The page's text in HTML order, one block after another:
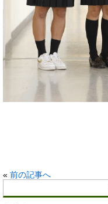
« 前の記事へ